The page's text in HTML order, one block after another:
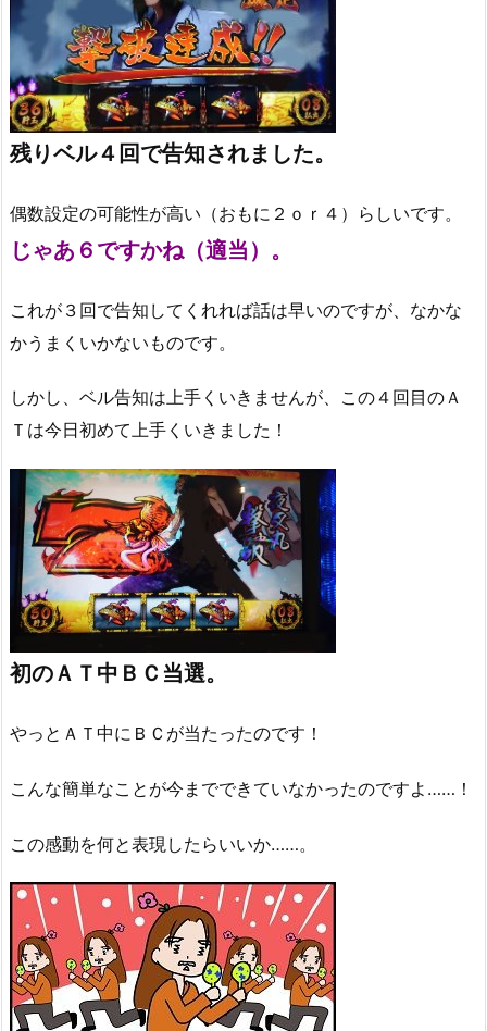
残りベル４回で告知されました。
偶数設定の可能性が高い（おもに２ｏｒ４）らしいです。
じゃあ６ですかね（適当）。
これが３回で告知してくれれば話は早いのですが、なかな
かうまくいかないものです。
しかし、ベル告知は上手くいきませんが、この４回目のＡ
Ｔは今日初めて上手くいきました！
初のＡＴ中ＢＣ当選。
やっとＡＴ中にＢＣが当たったのです！
こんな簡単なことが今までできていなかったのですよ……！
この感動を何と表現したらいいか……。